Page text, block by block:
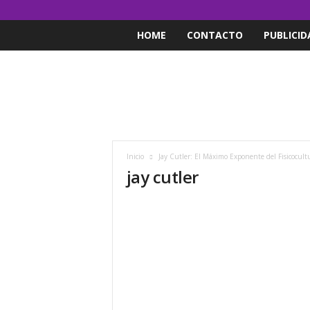
HOME CONTACTO
Inicio Jay Cutler: El Máximo Exponente del
jay cutler